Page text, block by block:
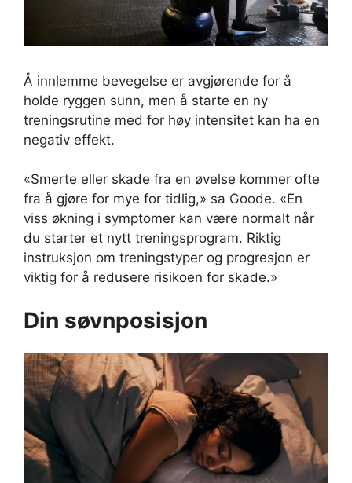
Å innlemme bevegelse er avgjørende for å
holde ryggen sunn, men å starte en ny
treningsrutine med for høy intensitet kan ha en
negativ effekt.
«Smerte eller skade fra en øvelse kommer ofte
fra å gjøre for mye for tidlig,» sa Goode. «En
viss økning i symptomer kan være normalt når
du starter et nytt treningsprogram. Riktig
instruksjon om treningstyper og progresjon er
viktig for å redusere risikoen for skade.»
Din søvnposisjon